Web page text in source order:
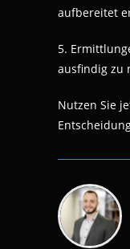
aufbereitet
5.
ausfindig zu
Nutzen Sie